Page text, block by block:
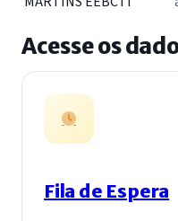
Acesse os
Fila de Espera